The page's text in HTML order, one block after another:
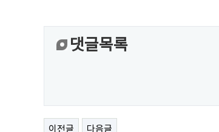
댓글목록
이전글 다음글